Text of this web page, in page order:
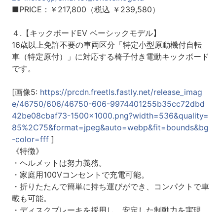
■PRICE：￥217,800（税込 ￥239,580）
４.【キックボードEV ベーシックモデル】
16歳以上免許不要の車両区分「特定小型原動機付自転
車（特定原付）」に対応する椅子付き電動キックボード
です。
[画像5: https://prcdn.freetls.fastly.net/release_imag
e/46750/606/46750-606-9974401255b35cc72dbd
42be08cbaf73-1500x1000.png?width=536&quality=
85%2C75&format=jpeg&auto=webp&fit=bounds&bg
-color=fff]
《特徴》
・ヘルメットは努力義務。
・家庭用100Vコンセントで充電可能。
・折りたたんで簡単に持ち運びができ、コンパクトで車
載も可能。
・ディスクブレーキを採用し、安定した制動力を実現。